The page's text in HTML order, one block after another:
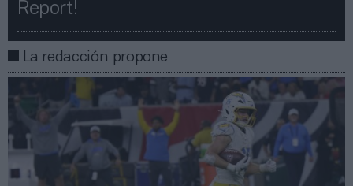
Report!​​
La redacción propone